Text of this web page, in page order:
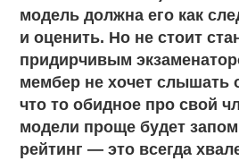
модель должна его как
и оценить. Но не стоит
придирчивым
мембер не хочет слышать
что то обидное про свой
модели проще будет
рейтинг — это всегда